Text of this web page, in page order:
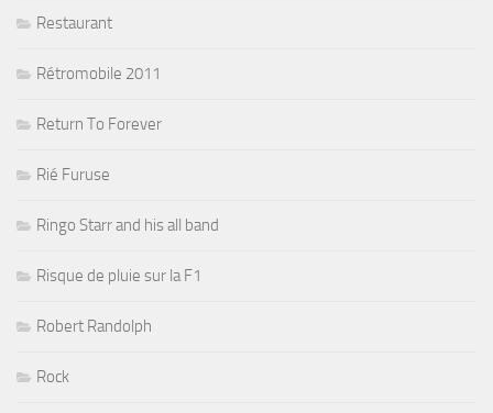
Restaurant
Rétromobile 2011
Return To Forever
Rié Furuse
Ringo Starr and his all band
Risque de pluie sur la F1
Robert Randolph
Rock